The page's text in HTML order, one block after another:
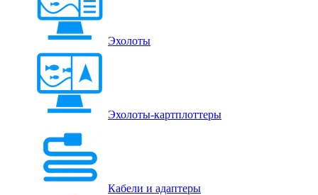
Эхолоты
Эхолоты-картплоттеры
Кабели и адаптеры